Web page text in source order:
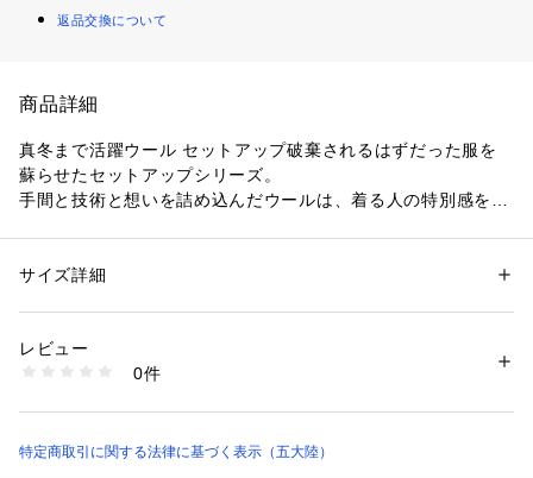
返品交換について
商品詳細
真冬まで活躍ウール セットアップ破棄されるはずだった服を
蘇らせたセットアップシリーズ。
手間と技術と想いを詰め込んだウールは、着る人の特別感を際
ャープに見せてくれます。
ビジネスカジュアルとして
性別：メンズ
素材：[表地]毛:42%、綿:39%、ポリエステル:17%、その他:2%[裏地]キュ
生産国：中国
洗濯：【本体のみ】洗濯不可 漂白不可 タンブル乾燥不可 アイロンは16
※詳しい洗濯方法については、商品の品質表示タグをご覧ください
PRGOCW0021 （ショップ）
サイズ詳細
レビュー
0件
特定商取引に関する法律に基づく表示（五大陸）